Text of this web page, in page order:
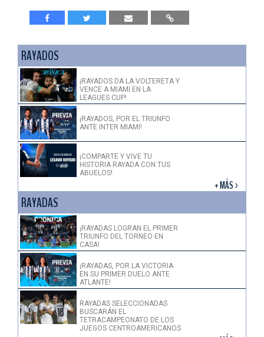
RAYADOS
¡RAYADOS DA LA VOLTERETA Y
VENCE A MIAMI EN LA
LEAGUES CUP!
¡RAYADOS, POR EL TRIUNFO
ANTE INTER MIAMI!
¡COMPARTE Y VIVE TU
HISTORIA RAYADA CON TUS
ABUELOS!
+ MÁS >
RAYADAS
¡RAYADAS LOGRAN EL PRIMER
TRIUNFO DEL TORNEO EN
CASA!
¡RAYADAS, POR LA VICTORIA
EN SU PRIMER DUELO ANTE
ATLANTE!
RAYADAS SELECCIONADAS
BUSCARÁN EL
TETRACAMPEONATO DE LOS
JUEGOS CENTROAMERICANOS